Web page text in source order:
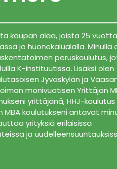
kaupan alaa, joista 25 vuotta
ja huonekalualalla. Minulla
peruskoulutus,
K-instituutissa. Lisäksi olen
Jyväskylän ja
monivuotisen Yrittäjän
yrittäjänä, HHJ-koulutus
MBA koulutukseni antavat
yrityksiä erilaisissa
ja